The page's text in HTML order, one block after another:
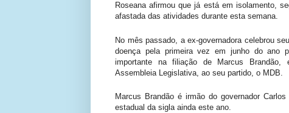
Roseana afirmou que já está em isolamento,
afastada das atividades durante esta semana.
No mês passado, a ex-governadora celebrou
doença pela primeira vez em junho do ano
importante na filiação de Marcus Brandão,
Assembleia Legislativa, ao seu partido, o MDB.
Marcus Brandão é irmão do governador
estadual da sigla ainda este ano.